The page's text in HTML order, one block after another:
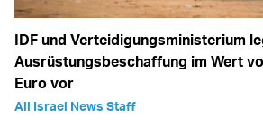
IDF und Verteidigungsministerium
Ausrüstungsbeschaffung im Wert
Euro vor
All Israel News Staff